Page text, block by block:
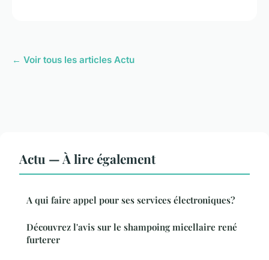
← Voir tous les articles Actu
Actu — À lire également
A qui faire appel pour ses services électroniques?
Découvrez l'avis sur le shampoing micellaire rené
furterer